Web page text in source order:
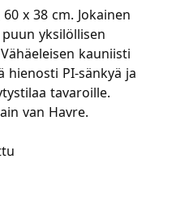
x 38 cm. Jokainen
yksilöllisen
kauniisti
PI-sänkyä ja
tavaroille.
van Havre.